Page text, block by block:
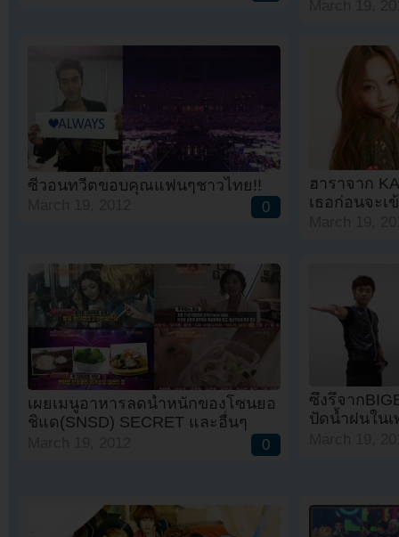
ซีวอนทวีตขอบคุณแฟนๆชาวไทย!!
0
ฮาราจาก
เธอก่อนจะเ
เผยเมนูอาหารลดน้ำหนักของโซนยอ
ชิแด(SNSD) SECRET และอื่นๆ
0
ซึงรึจาก
ปัดน้ำฝนในเ